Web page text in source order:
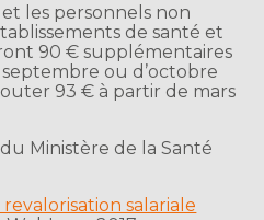
et les personnels non
de santé et
90 € supplémentaires
ou d’octobre
93 € à partir de mars
Ministère de la Santé
salariale